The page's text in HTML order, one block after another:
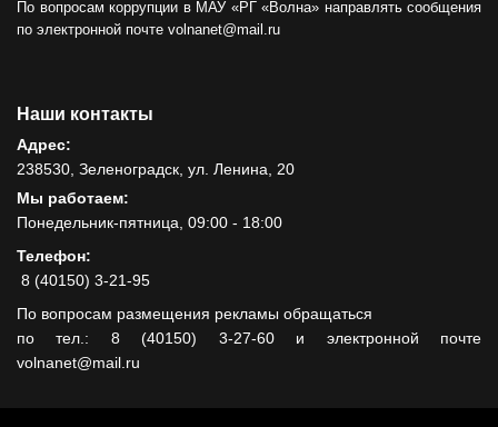
По вопросам коррупции в МАУ «РГ «Волна» направлять сообщения
по электронной почте volnanet@mail.ru
Наши контакты
Адрес:
238530, Зеленоградск, ул. Ленина, 20
Мы работаем:
Понедельник-пятница, 09:00 - 18:00
Телефон:
8 (40150) 3-21-95
По вопросам размещения рекламы обращаться
по тел.: 8 (40150) 3-27-60 и электронной почте
volnanet@mail.ru